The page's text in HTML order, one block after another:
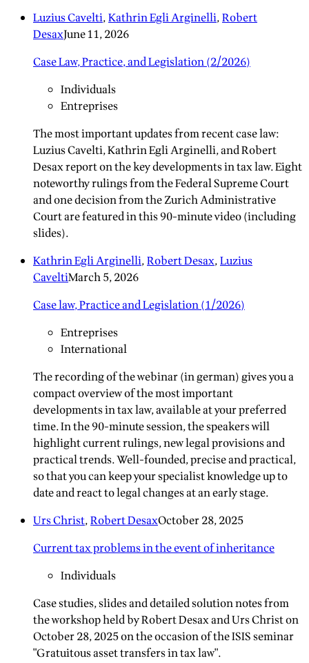
Luzius Cavelti,Kathrin Egli Arginelli,Robert
DesaxJune 11, 2026
Case Law, Practice, and Legislation (2/2026)
Individuals
Entreprises
The most important updates from recent case law:
Luzius Cavelti, Kathrin Egli Arginelli, and Robert
Desax report on the key developments in tax law. Eight
noteworthy rulings from the Federal Supreme Court
and one decision from the Zurich Administrative
Court are featured in this 90-minute video (including
slides).
Kathrin Egli Arginelli,Robert Desax,Luzius
CaveltiMarch 5, 2026
Case law, Practice and Legislation (1/2026)
Entreprises
International
The recording of the webinar (in german) gives you a
compact overview of the most important
developments in tax law, available at your preferred
time. In the 90-minute session, the speakers will
highlight current rulings, new legal provisions and
practical trends. Well-founded, precise and practical,
so that you can keep your specialist knowledge up to
date and react to legal changes at an early stage.
Urs Christ,Robert DesaxOctober 28, 2025
Current tax problems in the event of inheritance
Individuals
Case studies, slides and detailed solution notes from
the workshop held by Robert Desax and Urs Christ on
October 28, 2025 on the occasion of the ISIS seminar
"Gratuitous asset transfers in tax law".